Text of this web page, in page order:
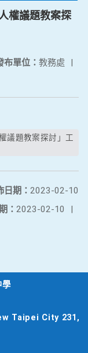
權議題教案探
布單位： 教務處 |
日期： 2023-02-10
： 2023-02-10 |
學
Taipei City 231,